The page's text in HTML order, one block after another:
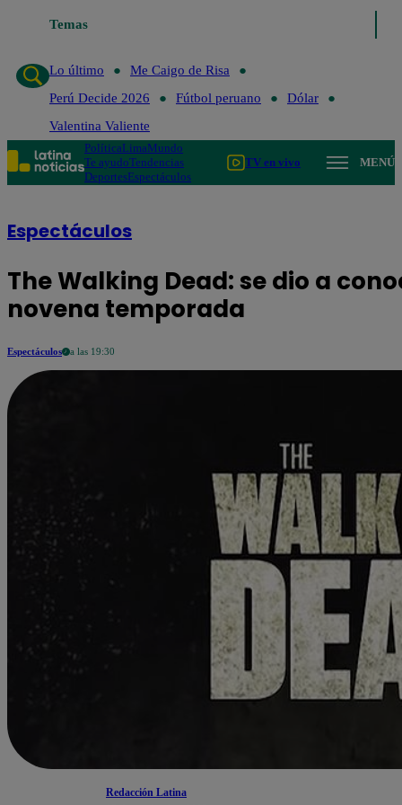
Temas
Lo último
Me Caigo de Risa
Perú Decide 2026
Fútbol peruano
Dólar
Valentina Valiente
PolíticaLimaMundo
Te ayudoTendencias
DeportesEspectáculos
TV en vivo MENÚ
Espectáculos
The Walking Dead: se dio a
novena temporada
Espectáculos a las 19:30
Redacción Latina